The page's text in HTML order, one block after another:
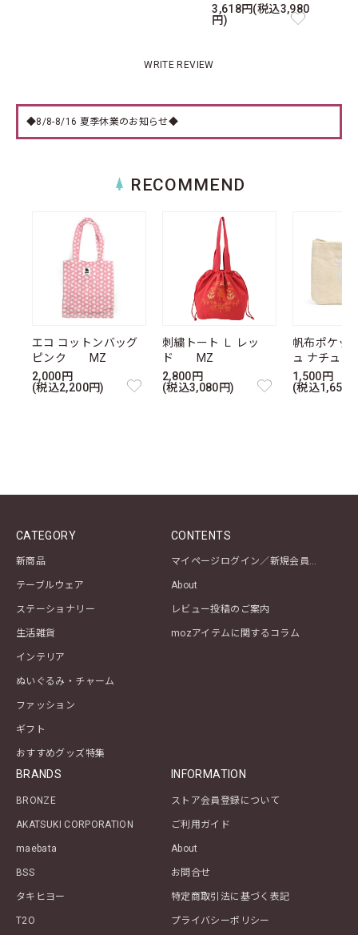
3,618円(税込3,980
円)
WRITE REVIEW
◆8/8-8/16 夏季休業のお知らせ◆
RECOMMEND
エコ コットンバッグ
ピンク MZ
2,000円
(税込2,200円)
刺繍トート Ｌ レッ
ド MZ
2,800円
(税込3,080円)
帆布ポケッ
ュ ナチュ
1,500円
(税込1,650
CATEGORY
新商品
テーブルウェア
ステーショナリー
生活雑貨
インテリア
ぬいぐるみ・チャーム
ファッション
ギフト
おすすめグッズ特集
CONTENTS
マイページログイン／新規会員登録
About
レビュー投稿のご案内
mozアイテムに関するコラム
BRANDS
BRONZE
AKATSUKI CORPORATION
maebata
BSS
タキヒヨー
T2O
INFORMATION
ストア会員登録について
ご利用ガイド
About
お問合せ
特定商取引法に基づく表記
プライバシーポリシー